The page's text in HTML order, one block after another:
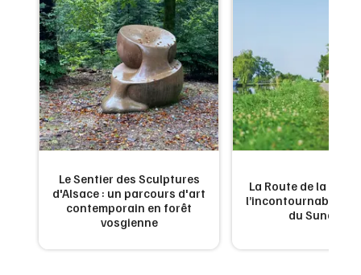
Le Sentier des Sculptures
d'Alsace : un parcours d'art
contemporain en forêt
vosgienne
La Route de la
l’incontournable
du Sundgau